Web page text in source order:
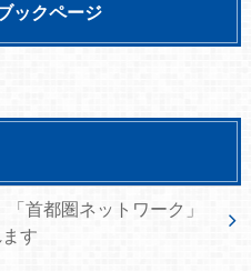
ックページ
首都圏ネットワーク」
す